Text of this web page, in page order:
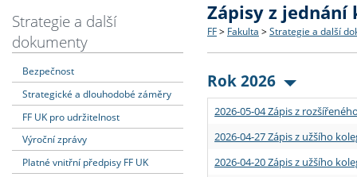
Dozvědět se více
Struktura a historie
Strategie a další
Podpora a benefity pro
Absolventi fakulty
Podat přihlášku
Co studovat a jak se
Učitelské studijní
Informace k průběhu
Dozvědět se více
Bakalářské a magisterské
Doktorské studium
Rigorózní řízení
Dozvědět se více
O vědě a výzkumu na FF
Akademické kvalifikace
Granty a projekty
Dozvědět se více
Aktuální nabídky a
Vyjíždějící studenti
Přijíždějící studenti
Vyjíždějící zaměstnanci
Strategie a další
dokumenty
Bezpečnost
Strategické a dlouhodobé záměry
FF UK pro udržitelnost
Výroční zprávy
Platné vnitřní předpisy FF UK
Zápisy z jednání
FF > Fakulta > Strategie a další
Rok 2026
2026-05-04 Zápis z
2026-04-27 Zápis z užšího
2026-04-20 Zápis z užšího